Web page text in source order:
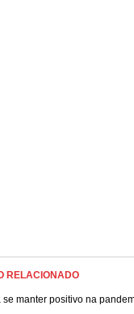
RELACIONADO
se manter positivo na